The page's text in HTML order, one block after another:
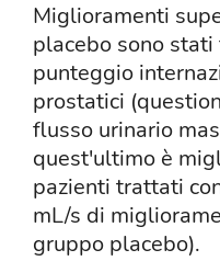
Miglioramenti
placebo sono
punteggio
prostatici
flusso urinario
quest'ultimo è
pazienti trattati
mL/s di
gruppo placebo).